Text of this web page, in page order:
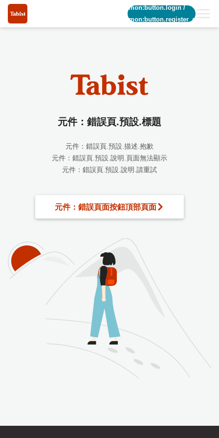
common:button.login/
common:button.register_short
元件：錯誤頁.預設.標題
元件：錯誤頁.預設.描述.抱歉
元件：錯誤頁.預設.說明.頁面無法顯示
元件：錯誤頁.預設.說明.請重試
元件：錯誤頁面按鈕頂部頁面